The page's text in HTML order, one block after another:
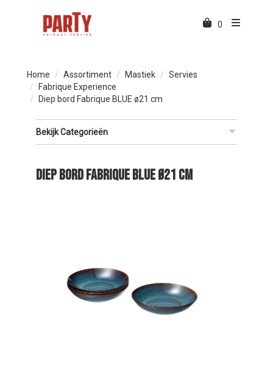
0
Home Assortiment Mastiek
Servies
Fabrique Experience
Diep bord Fabrique BLUE ø21 cm
Bekijk Categorieën
Diep bord Fabrique BLUE ø21 cm